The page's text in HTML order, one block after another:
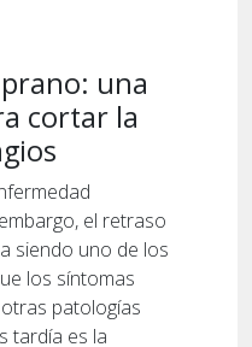
una
cortar la
el retraso
siendo uno de los
los síntomas
patologías
tardía es la